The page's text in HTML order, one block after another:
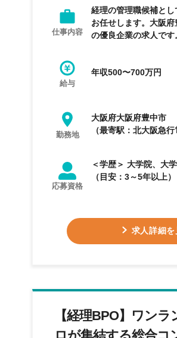
仕事内容
経理の管理職候補と
お任せします。大阪
の優良企業の求人です
給与
年収500〜700万円
勤務地
大阪府大阪府豊中市
（最寄駅：北大阪急
応募資格
＜学歴＞ 大学院、大学、高専、短大、専修
（目安：3～5年以上
求人詳細を
【経理BPO】ワン